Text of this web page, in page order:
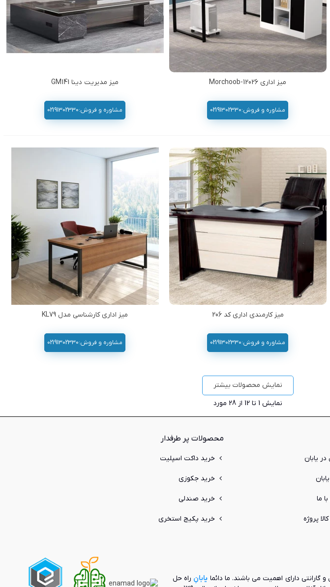
میز ادارى Morchoob-12026
مشاوره و فروش:02191302330
میز مدیریت دینا GM141
مشاوره و فروش:02191302330
میز کارمندی اداری کد 206
مشاوره و فروش:02191302330
میز اداری کارشناسی مدل KL79
مشاوره و فروش:02191302330
نمایش محصولات بیشتر
نمایش 1 تا 12 از 28 مورد
یابان
ما
پروژه
محصولات پر طرفدار
خرید داکت اسپلیت
خرید جکوزی
خرید صندلی
خرید پکیج استخری
دارای اهمیت می باشند. ما دائما یابانِ راه حل